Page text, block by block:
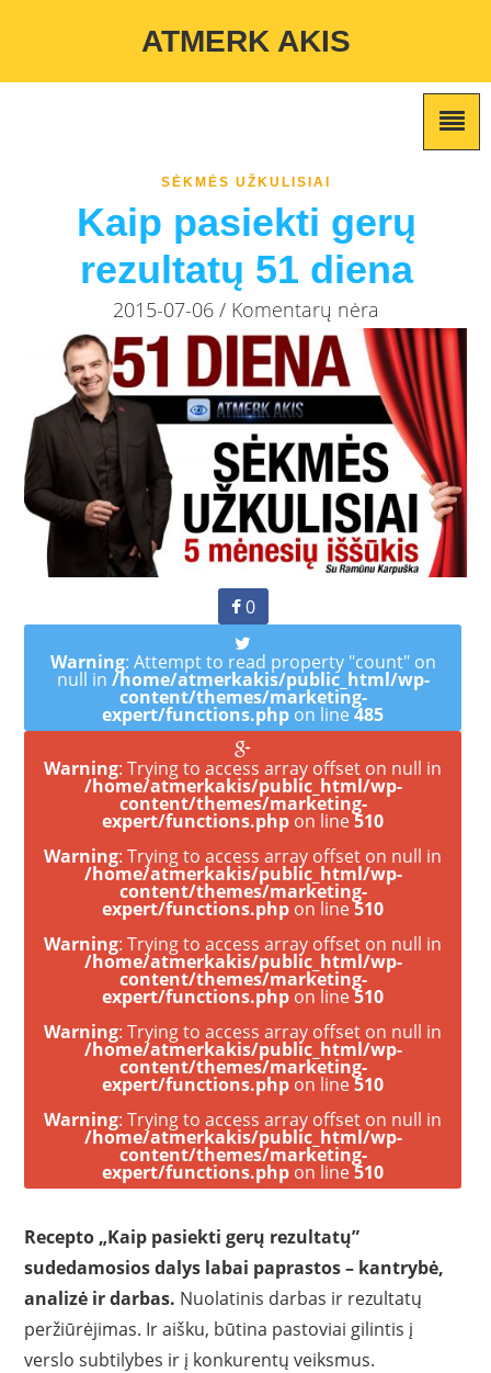
/home/atmerkakis/public_html/wp-content/themes/marketing-
ATMERK AKIS
SĖKMĖS UŽKULISIAI
Kaip pasiekti gerų
rezultatų 51 diena
2015-07-06 / Komentarų nėra
0
Warning: Attempt to read property "count" on
null in /home/atmerkakis/public_html/wp-
content/themes/marketing-
expert/functions.php on line485
Warning: Trying to access array offset on null in
/home/atmerkakis/public_html/wp-
content/themes/marketing-
expert/functions.php on line510
Warning: Trying to access array offset on null in
/home/atmerkakis/public_html/wp-
content/themes/marketing-
expert/functions.php on line510
Warning: Trying to access array offset on null in
/home/atmerkakis/public_html/wp-
content/themes/marketing-
expert/functions.php on line510
Warning: Trying to access array offset on null in
/home/atmerkakis/public_html/wp-
content/themes/marketing-
expert/functions.php on line510
Warning: Trying to access array offset on null in
/home/atmerkakis/public_html/wp-
content/themes/marketing-
expert/functions.php on line510
Recepto „Kaip pasiekti gerų rezultatų”
sudedamosios dalys labai paprastos – kantrybė,
analizė ir darbas. Nuolatinis darbas ir rezultatų
peržiūrėjimas. Ir aišku, būtina pastoviai gilintis į
verslo subtilybes ir į konkurentų veiksmus.